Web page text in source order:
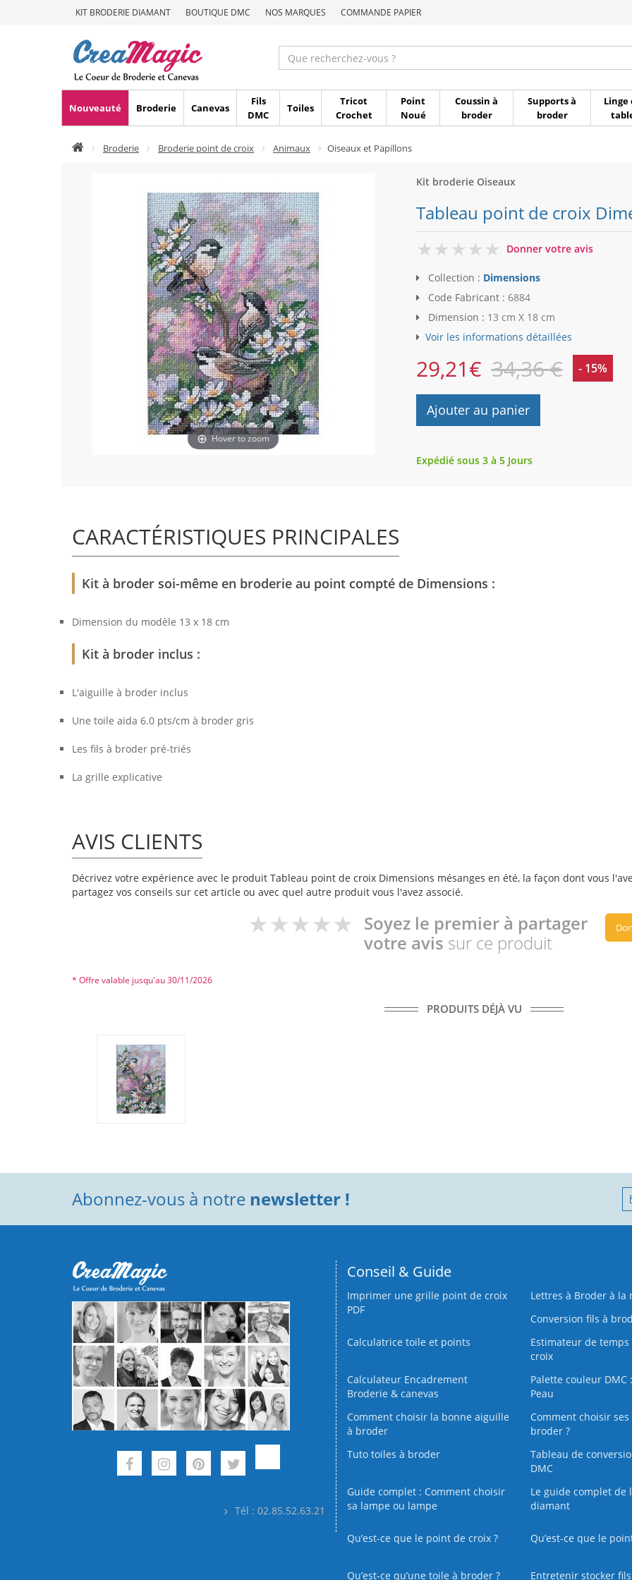
KIT BRODERIE DIAMANT BOUTIQUE DMC NOS MARQUES COMMANDE PAPIER
Nouveauté Broderie Canevas
Fils
DMC
Toiles
Tricot
Crochet
Point
Noué
Coussin à
broder
Supports à
broder
Linge
Broderie Broderie point de croix Animaux Oiseaux et Papillons
Hover to zoom
Kit broderie Oiseaux
Tableau point de croix
0
Donner votre avis
Collection : Dimensions
Code Fabricant : 6884
Dimension : 13 cm X 18 cm
Voir les informations détaillées
29,21€ 34,36 € - 15%
Ajouter au panier
Expédié sous 3 à 5 Jours
CARACTÉRISTIQUES PRINCIPALES
Kit à broder soi-même en broderie au point compté de Dimensions :
Dimension du modèle 13 x 18 cm
Kit à broder inclus :
L'aiguille à broder inclus
Une toile aida 6.0 pts/cm à broder gris
Les fils à broder pré-triés
La grille explicative
AVIS CLIENTS
Décrivez votre expérience avec le produit Tableau point de croix Dimensions mésanges en été, la façon dont vous
partagez vos conseils sur cet article ou avec quel autre produit vous l'avez associé.
Soyez le premier à partager
votre avis sur ce produit
* Offre valable jusqu'au 30/11/2026
PRODUITS DÉJÀ VU
Abonnez-vous à notre newsletter !
Tél : 02.85.52.63.21
Conseil & Guide
Imprimer une grille point de croix
PDF
Lettres à Broder à la
Conversion fils à
Calculatrice toile et points
Estimateur de temps
croix
Calculateur Encadrement
Broderie & canevas
Palette couleur DMC
Peau
Comment choisir la bonne aiguille
à broder
Comment choisir ses
broder ?
Tuto toiles à broder
Tableau de
DMC
Guide complet : Comment choisir
sa lampe ou lampe
Le guide complet de
diamant
Qu’est-ce que le point de croix ? Qu’est-ce que le
Qu’est‑ce qu’une toile à broder ? Entretenir stocker